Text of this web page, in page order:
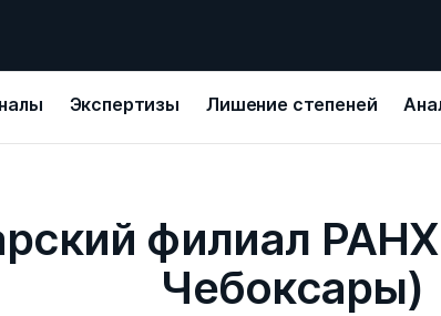
Экспертизы Лишение степеней
филиал
Чебоксары)